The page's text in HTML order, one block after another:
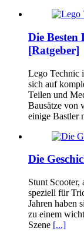
Die Besten
[Ratgeber]
Lego Technic
sich auf
Teilen und
Bausätze von
einige Bastler
Die
Stunt Scooter,
speziell für
Jahren haben
zu einem
Szene [...]